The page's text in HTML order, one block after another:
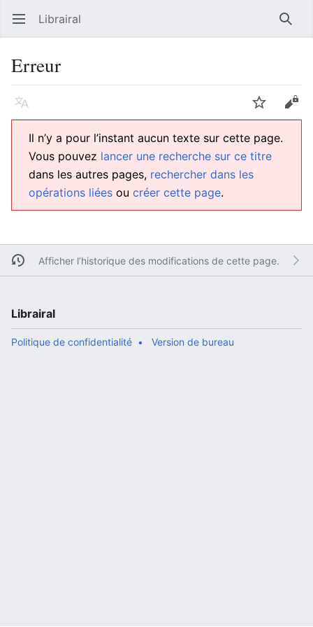
Ouvrir le menu principal Librairal
Erreur
Langue Suivre
Il n’y a pour l’instant aucun texte sur cette page.
Vous pouvez lancer une recherche sur ce titre
dans les autres pages, rechercher dans les
opérations liées ou créer cette page.
Afficher l’historique des modifications de cette page.
Librairal
Politique de confidentialité Version de bureau